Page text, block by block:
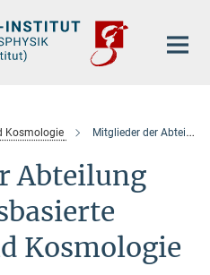
Kosmologie Mitglieder der Abteilung
Abteilung
Kosmologie